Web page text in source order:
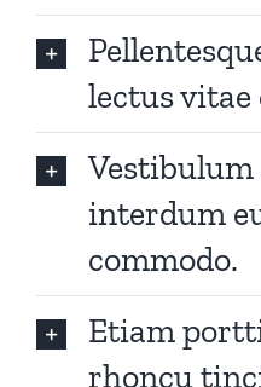
lectus vitae
Vestibulum
interdum
commodo.
Etiam
rhoncu